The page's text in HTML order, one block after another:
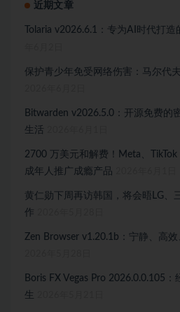
近期文章
Tolaria v2026.6.1：专为AI时代打
保护青少年免受网络伤害：马尔代
Bitwarden v2026.5.0：开源免费的
生活
2700 万美元和解费！Meta、
成年人推广成瘾产品
黄仁勋下周再访韩国，将会晤LG、
作
Zen Browser v1.20.1b：宁静、高
Boris FX Vegas Pro 2026.0.0.105
生